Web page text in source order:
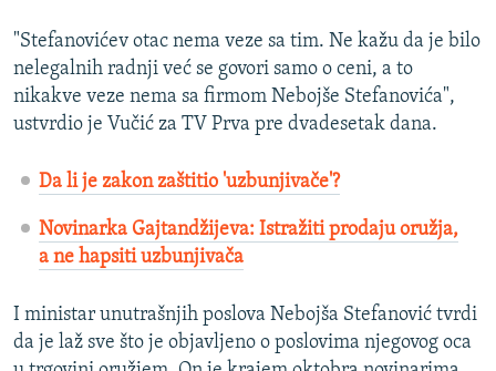
"Stefanovićev otac nema veze sa tim. Ne kažu da je bilo
nelegalnih radnji već se govori samo o ceni, a to
nikakve veze nema sa firmom Nebojše Stefanovića",
ustvrdio je Vučić za TV Prva pre dvadesetak dana.
Da li je zakon zaštitio 'uzbunjivače'?
Novinarka Gajtandžijeva: Istražiti prodaju oružja,
a ne hapsiti uzbunjivača
I ministar unutrašnjih poslova Nebojša Stefanović tvrdi
da je laž sve što je objavljeno o poslovima njegovog oca